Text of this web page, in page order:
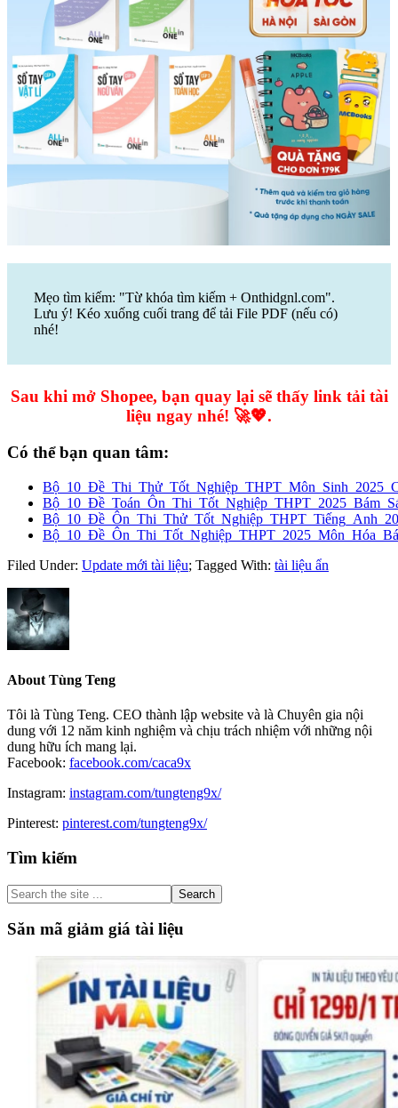
Mẹo tìm kiếm: "Từ khóa tìm kiếm + Onthidgnl.com".
Lưu ý! Kéo xuống cuối trang để tải File PDF (nếu có)
nhé!
Sau khi mở Shopee, bạn quay lại sẽ thấy link tải tài
liệu ngay nhé! 🚀💖.
Có thể bạn quan tâm:
Filed Under: Update mới tài liệu; Tagged With: tài liệu ẩn
About Tùng Teng
Tôi là Tùng Teng. CEO thành lập website và là Chuyên gia nội
dung với 12 năm kinh nghiệm và chịu trách nhiệm với những nội
dung hữu ích mang lại.
Facebook: facebook.com/caca9x
Instagram: instagram.com/tungteng9x/
Pinterest: pinterest.com/tungteng9x/
Primary
Sidebar
Tìm kiếm
Search
the
site
...
Săn mã giảm giá tài liệu